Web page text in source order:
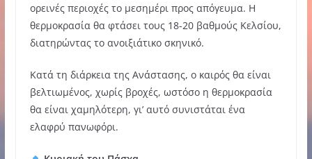
ορεινές περιοχές το μεσημέρι προς απόγευμα. Η
θερμοκρασία θα φτάσει τους 18-20 βαθμούς Κελσίου,
διατηρώντας το ανοιξιάτικο σκηνικό.
Κατά τη διάρκεια της Ανάστασης, ο καιρός θα είναι
βελτιωμένος, χωρίς βροχές, ωστόσο η θερμοκρασία
θα είναι χαμηλότερη, γι’ αυτό συνιστάται ένα
ελαφρύ πανωφόρι.